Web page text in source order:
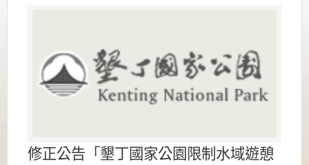
修正公告「墾丁國家公園限制水域遊憩